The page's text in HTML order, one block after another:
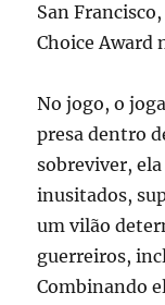
San
Choice Award
No jogo, o
presa dentro
sobreviver,
inusitados,
um vilão
guerreiros,
Combinando